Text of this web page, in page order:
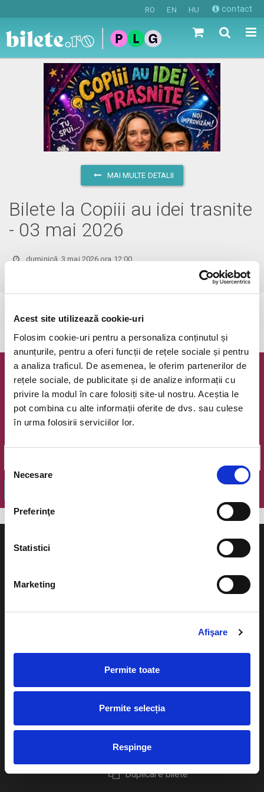
Acest site utilizează cookie-uri
Folosim cookie-uri pentru a personaliza conținutul și
anunțurile, pentru a oferi funcții de rețele sociale și pentru
a analiza traficul. De asemenea, le oferim partenerilor de
rețele sociale, de publicitate și de analize informații cu
privire la modul în care folosiți site-ul nostru. Aceștia le
pot combina cu alte informații oferite de dvs. sau culese
în urma folosirii serviciilor lor.
consimțământului
Necesare
Preferinţe
Statistici
Marketing
Afişare
Permite toate
Permite selecția
Respinge
RO EN HU contact
MAI MULTE DETALII
Bilete la Copiii au idei trasnite
- 03 mai 2026
duminică, 3 mai 2026 ora 12:00
Evenimentul a expirat.
Newsletter @ Bilete.ro
Oferte exclusive si o editie saptamanala cu cele mai noi
evenimente.
Cum comand bilete?
Plata online sau cash
eBilet printat acasa
Livrare prin curier
Returnare bilete
Duplicare bilete
Evenimente
festivaluri
Pentru copii